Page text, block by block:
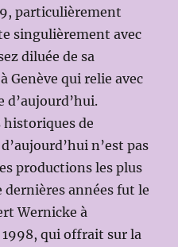
particulièrement
singulièrement avec
diluée de sa
Genève qui relie avec
d’aujourd’hui.
historiques de
n’est pas
productions les plus
années fut le
Wernicke à
1998, qui offrait sur la